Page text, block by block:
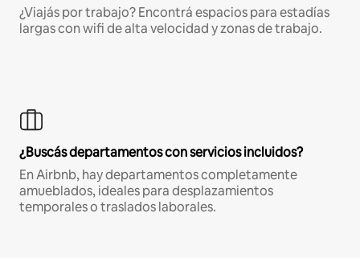
¿Viajás por trabajo? Encontrá espacios para estadías
largas con wifi de alta velocidad y zonas de trabajo.
¿Buscás departamentos con servicios incluidos?
En Airbnb, hay departamentos completamente
amueblados, ideales para desplazamientos
temporales o traslados laborales.